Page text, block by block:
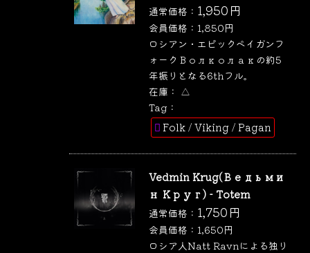
通常価格： 1,950 円
会員価格： 1,850円
ロシアン・エピックペイガンフ
ォークВолколакの約5
年振りとなる6thフル。
在庫： △
Tag：
Folk / Viking / Pagan
Vedmin Krug(Ведьми
н Круг) - Totem
通常価格： 1,750 円
会員価格： 1,650円
ロシア人Natt Ravnによる独り